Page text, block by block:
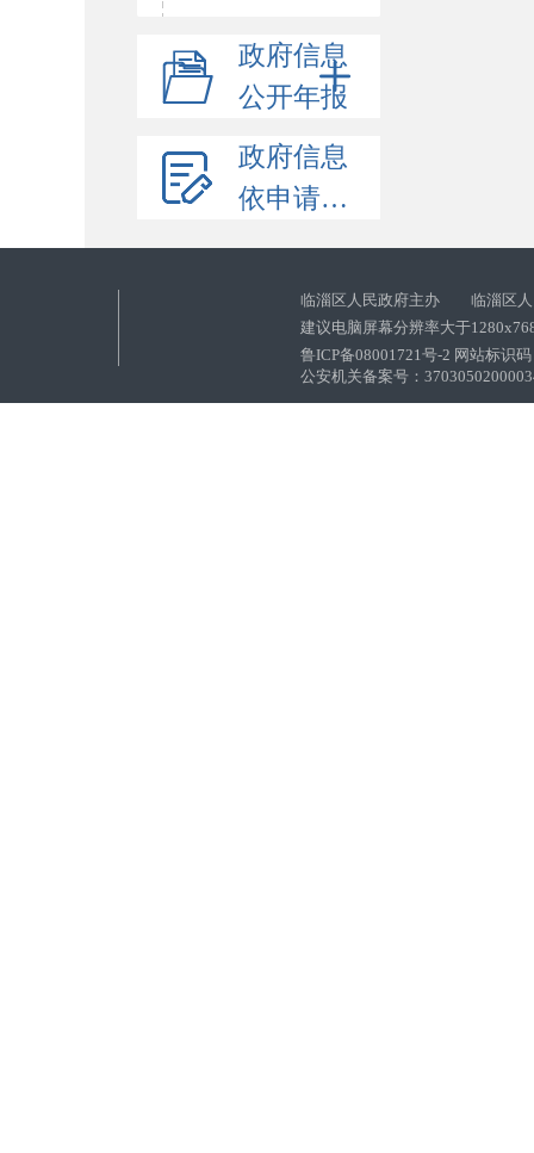
政府信息
公开年报
政府信息
依申请公开
临淄区人民政府主办 临淄区人
建议电脑屏幕分辨率大于
鲁ICP备08001721号-2 网站标识
公安机关备案号：